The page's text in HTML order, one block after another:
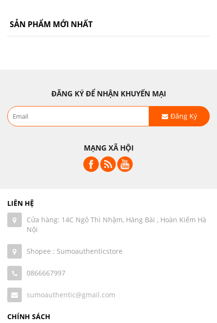
SẢN PHẨM MỚI NHẤT
ĐĂNG KÝ ĐỂ NHẬN KHUYẾN MẠI
Đăng Ký
MẠNG XÃ HỘI
LIÊN HỆ
Cửa hàng: 14C Ngô Thì Nhậm, Hàng Bài , Hoàn Kiếm Hà
Nội
Shopee : Sumoauthenticstore
0866667997
sumoauthentic@gmail.com
CHÍNH SÁCH